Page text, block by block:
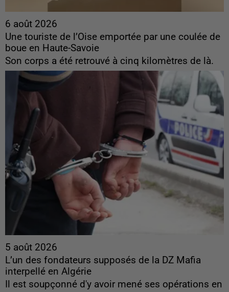
6 août 2026
Une touriste de l’Oise emportée par une coulée de
boue en Haute-Savoie
Son corps a été retrouvé à cinq kilomètres de là.
5 août 2026
L’un des fondateurs supposés de la DZ Mafia
interpellé en Algérie
Il est soupçonné d'y avoir mené ses opérations en